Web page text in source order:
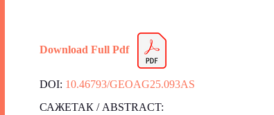
Download Full Pdf
DOI: 10.46793/GEOAG25.093AS
САЖЕТАК / ABSTRACT: